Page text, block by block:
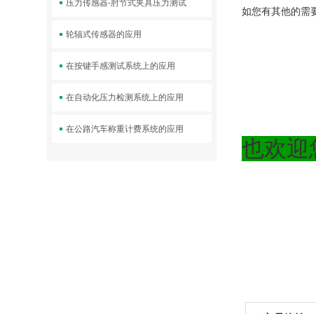
如您有其他的需
也欢迎
压力传感器-肘节式夹具压力测试
轮辐式传感器的应用
在按键手感测试系统上的应用
在自动化压力检测系统上的应用
在公路汽车称重计费系统的应用